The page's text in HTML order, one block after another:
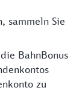
sammeln Sie
BahnBonus
zu